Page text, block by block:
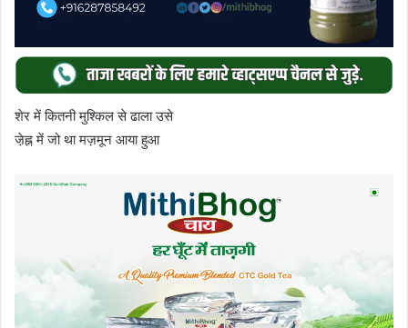
शेर में कितनी मुश्किल से ढाला उसे
जे़ह्न में जो था मज़मून आया हुआ